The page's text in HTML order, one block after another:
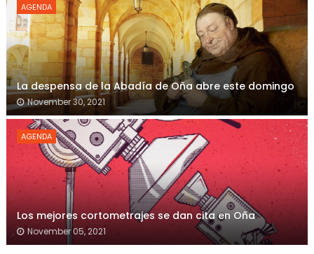
AGENDA
La despensa de la Abadía de Oña abre este domingo
November 30, 2021
AGENDA
Los mejores cortometrajes se dan cita en Oña
November 05, 2021